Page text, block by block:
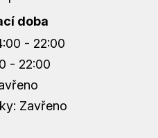
K
Y
V
Ý
I
S
doba
- 22:00
- 22:00
Zavřeno